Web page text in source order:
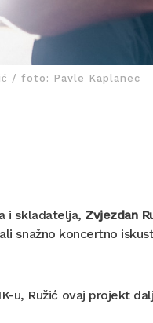
/ foto: Pavle Kaplanec
i skladatelja, Zvjezdan
snažno koncertno
u, Ružić ovaj projekt